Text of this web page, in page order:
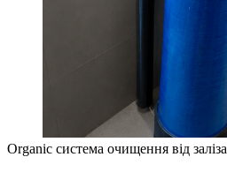
Organic система очищення від заліза